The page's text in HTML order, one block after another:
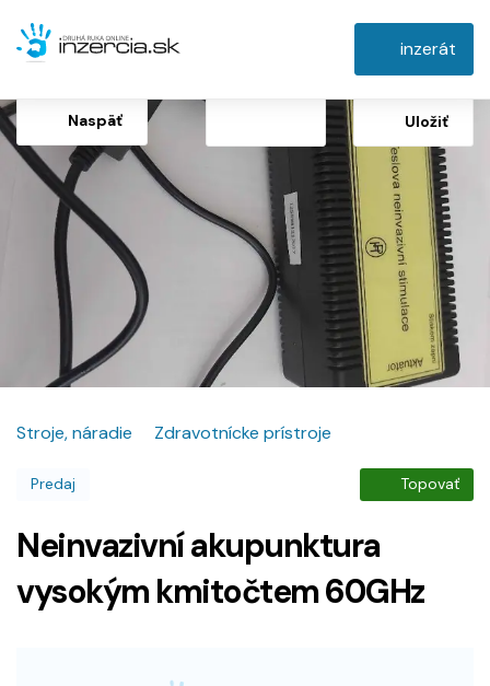
inzerát
Naspäť Uložiť
Stroje, náradie Zdravotnícke prístroje
Predaj Topovať
Neinvazivní akupunktura
vysokým kmitočtem 60GHz